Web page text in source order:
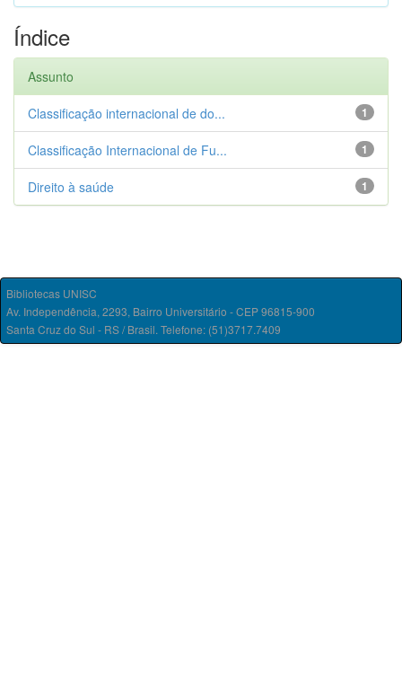
Índice
Assunto
1
Classificação internacional de do...
1
Classificação Internacional de Fu...
1
Direito à saúde
Bibliotecas UNISC
Av. Independência, 2293, Bairro Universitário - CEP 96815-900
Santa Cruz do Sul - RS / Brasil. Telefone: (51)3717.7409